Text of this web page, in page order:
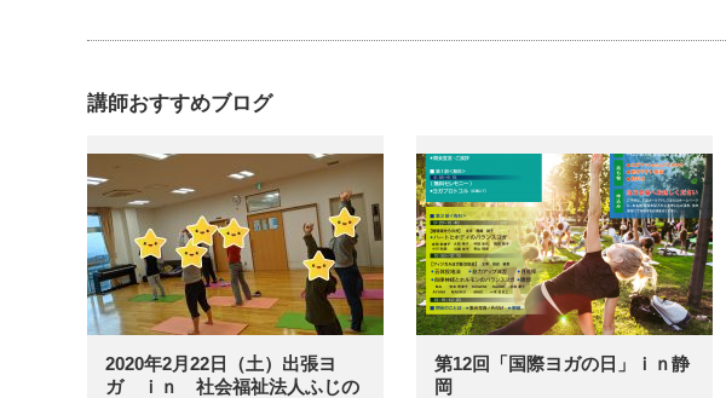
講師おすすめブログ
2020年2月22日（土）出張ヨ
ガ ｉｎ 社会福祉法人ふじの
第12回「国際ヨガの日」ｉｎ静
岡